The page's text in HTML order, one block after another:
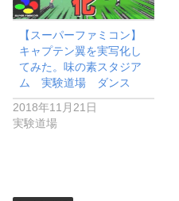
【スーパーファミコン】
キャプテン翼を実写化し
てみた。味の素スタジア
ム 実験道場 ダンス
2018年11月21日
実験道場